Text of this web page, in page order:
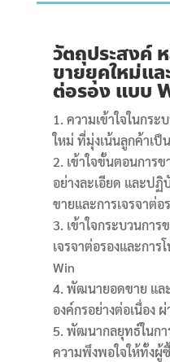
วัตถุประสงค์
ขายยุคใหม่แล
ต่อรอง แบบ
ความเข้าใจในกร
ใหม่ ที่มุ่งเน้นลูกค้าเป็
เข้าใจขั้นตอนการ
อย่างละเอียด และปฏิ
ขายและการเจรจาต่อ
เข้าใจกระบวนการ
เจรจาต่อรองและการ
Win
พัฒนายอดขาย แล
องค์กรอย่างต่อเนื่อง
พัฒนากลยุทธ์ในกา
ความพึงพอใจให้ทั้งผู้